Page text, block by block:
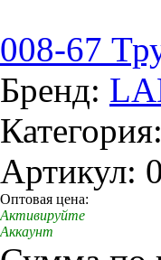
008-67
Бренд:
Артикул:
Оптовая цена:
Активируйте
Аккаунт